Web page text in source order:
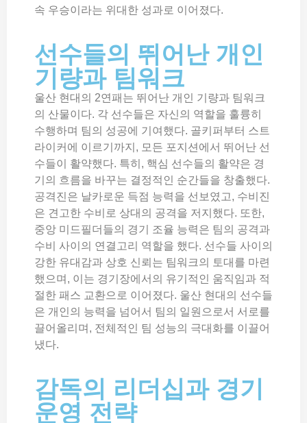
속 우승이라는 위대한 성과로 이어졌다.
선수들의 뛰어난 개인
기량과 팀워크
울산 현대의 2연패는 뛰어난 개인 기량과 팀워크
의 산물이다. 각 선수들은 자신의 역할을 훌륭히
수행하며 팀의 성공에 기여했다. 골키퍼부터 스트
라이커에 이르기까지, 모든 포지션에서 뛰어난 선
수들이 활약했다. 특히, 핵심 선수들의 활약은 경
기의 흐름을 바꾸는 결정적인 순간들을 창출했다.
공격진은 날카로운 득점 능력을 선보였고, 수비진
은 견고한 수비로 상대의 공격을 저지했다. 또한,
중앙 미드필더들의 경기 조율 능력은 팀의 공격과
수비 사이의 연결고리 역할을 했다. 선수들 사이의
강한 유대감과 상호 신뢰는 팀워크의 토대를 마련
했으며, 이는 경기장에서의 유기적인 움직임과 적
절한 패스 교환으로 이어졌다. 울산 현대의 선수들
은 개인의 능력을 넘어서 팀의 일원으로서 서로를
끌어올리며, 전체적인 팀 성능의 극대화를 이끌어
냈다.
감독의 리더십과 경기
운영 전략